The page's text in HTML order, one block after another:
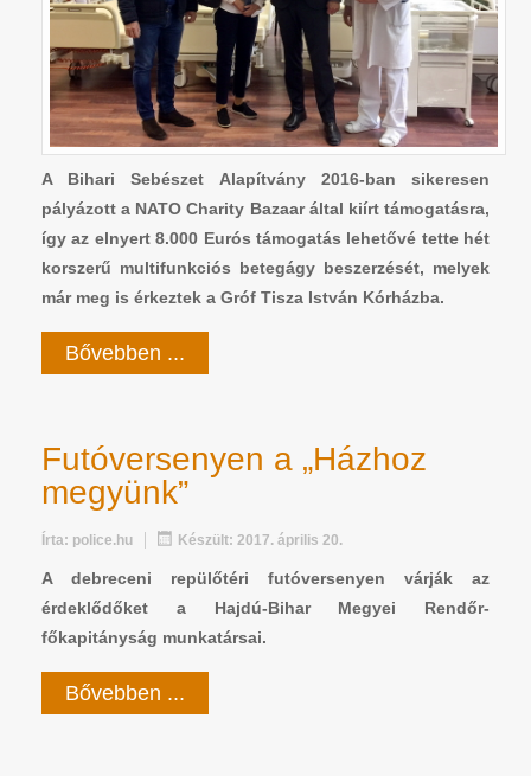
A Bihari Sebészet Alapítvány 2016-ban sikeresen
pályázott a NATO Charity Bazaar által kiírt támogatásra,
így az elnyert 8.000 Eurós támogatás lehetővé tette hét
korszerű multifunkciós betegágy beszerzését, melyek
már meg is érkeztek a Gróf Tisza István Kórházba.
Bővebben ...
Futóversenyen a „Házhoz
megyünk”
Írta: police.hu Készült: 2017. április 20.
A debreceni repülőtéri futóversenyen várják az
érdeklődőket a Hajdú-Bihar Megyei Rendőr-
főkapitányság munkatársai.
Bővebben ...